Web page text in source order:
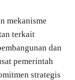
mekanisme
terkait
dan
pemerintah
strategis